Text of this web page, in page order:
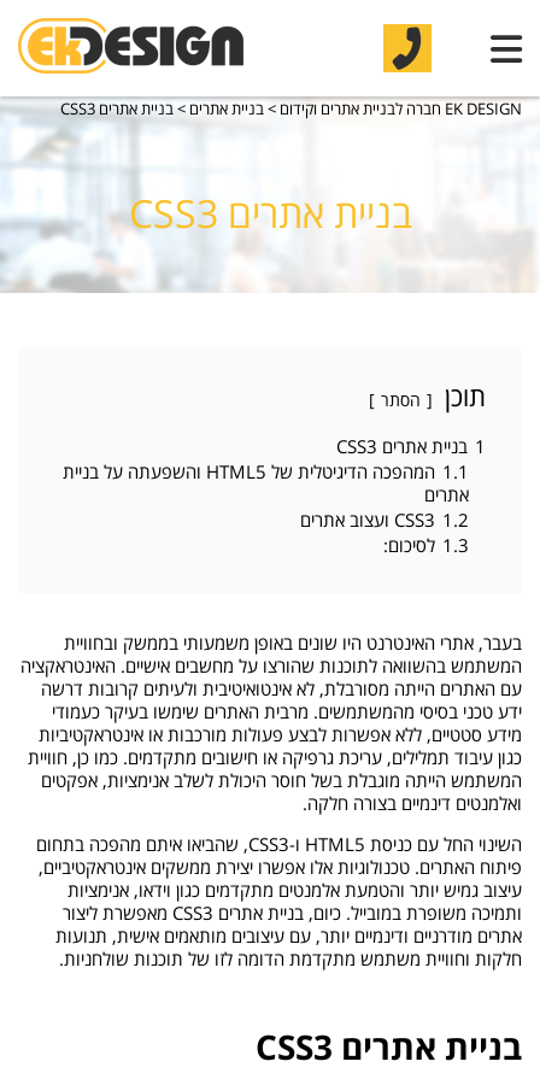
EK DESIGN חברה לבניית אתרים וקידום >בניית אתרים >בניית אתרים CSS3
בניית אתרים CSS3
תוכן הסתר
1 בניית אתרים CSS3
1.1
המהפכה הדיגיטלית של HTML5 והשפעתה על בניית
אתרים
1.2 CSS3 ועצוב אתרים
1.3 לסיכום:
בעבר, אתרי האינטרנט היו שונים באופן משמעותי בממשק ובחוויית
המשתמש בהשוואה לתוכנות שהורצו על מחשבים אישיים. האינטראקציה
עם האתרים הייתה מסורבלת, לא אינטואיטיבית ולעיתים קרובות דרשה
ידע טכני בסיסי מהמשתמשים. מרבית האתרים שימשו בעיקר כעמודי
מידע סטטיים, ללא אפשרות לבצע פעולות מורכבות או אינטראקטיביות
כגון עיבוד תמלילים, עריכת גרפיקה או חישובים מתקדמים. כמו כן, חוויית
המשתמש הייתה מוגבלת בשל חוסר היכולת לשלב אנימציות, אפקטים
ואלמנטים דינמיים בצורה חלקה.
השינוי החל עם כניסת HTML5 ו-CSS3, שהביאו איתם מהפכה בתחום
פיתוח האתרים. טכנולוגיות אלו אפשרו יצירת ממשקים אינטראקטיביים,
עיצוב גמיש יותר והטמעת אלמנטים מתקדמים כגון וידאו, אנימציות
ותמיכה משופרת במובייל. כיום, בניית אתרים CSS3 מאפשרת ליצור
אתרים מודרניים ודינמיים יותר, עם עיצובים מותאמים אישית, תנועות
חלקות וחוויית משתמש מתקדמת הדומה לזו של תוכנות שולחניות.
בניית אתרים CSS3